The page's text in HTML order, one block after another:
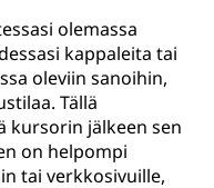
olemassa
kappaleita tai
oleviin sanoihin,
Tällä
kursorin jälkeen sen
on helpompi
tai verkkosivuille,